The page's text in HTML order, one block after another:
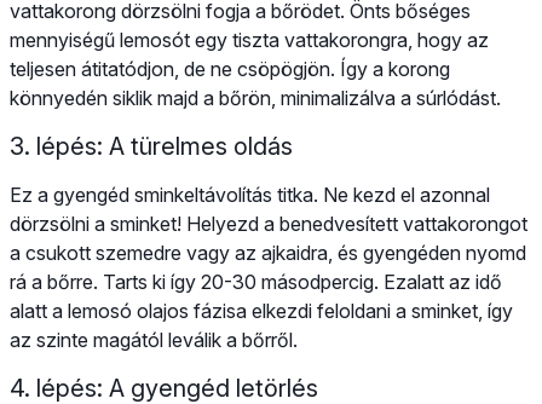
vattakorong dörzsölni fogja a bőrödet. Önts bőséges
mennyiségű lemosót egy tiszta vattakorongra, hogy az
teljesen átitatódjon, de ne csöpögjön. Így a korong
könnyedén siklik majd a bőrön, minimalizálva a súrlódást.
3. lépés: A türelmes oldás
Ez a gyengéd sminkeltávolítás titka. Ne kezd el azonnal
dörzsölni a sminket! Helyezd a benedvesített vattakorongot
a csukott szemedre vagy az ajkaidra, és gyengéden nyomd
rá a bőrre. Tarts ki így 20-30 másodpercig. Ezalatt az idő
alatt a lemosó olajos fázisa elkezdi feloldani a sminket, így
az szinte magától leválik a bőrről.
4. lépés: A gyengéd letörlés